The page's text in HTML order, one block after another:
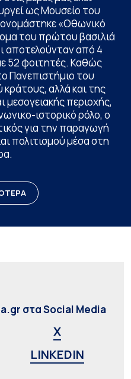
ως Μουσείο του
«Οθωνικό
του πρώτου βασιλιά
αποτελούνταν από 4
52 φοιτητές. Καθώς
Πανεπιστήμιο του
αλλά και της
μεσογειακής περιοχής,
ιστορικό ρόλο, ο
για την παραγωγή
πολιτισμού μέσα στη
στα Social Media
X
LINKEDIN